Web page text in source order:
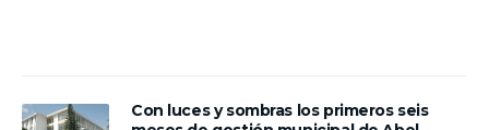
Con luces y sombras los primeros seis